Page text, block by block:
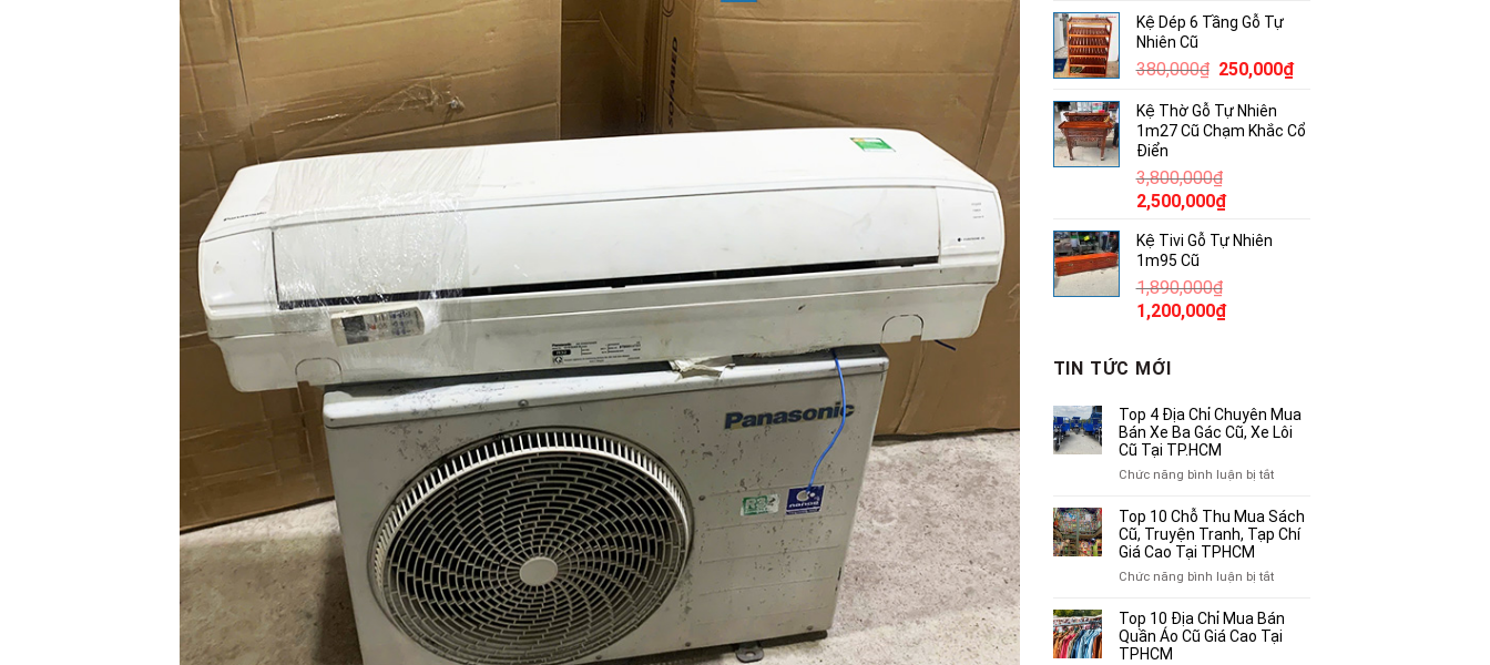
là:
4,600,000₫.
tại
3,000,000₫.
Kệ Dép 6 Tầng Gỗ Tự
Nhiên Cũ
380,000₫ Giá
là:
380,000₫.
250,000₫Giá
là:
Kệ Thờ Gỗ Tự Nhiên
1m27 Cũ Chạm Khắc Cổ
Điển
3,800,000₫
Giá
là:
3,800,000₫.
2,500,000₫Giá
tại
Kệ Tivi Gỗ Tự Nhiên
1m95 Cũ
1,890,000₫
Giá
là:
1,890,000₫.
1,200,000₫Giá
1,200,000₫.
TIN TỨC MỚI
Top 4 Địa Chỉ Chuyên Mua
Bán Xe Ba Gác Cũ, Xe Lôi
Cũ Tại TP.HCM
Chức năng bình luận bị tắtở
4
Địa
Xe
Ba
Top 10 Chỗ Thu Mua Sách
Cũ, Truyện Tranh, Tạp Chí
Giá Cao Tại TPHCM
Chức năng bình luận bị tắtở
10
Chỗ
Top 10 Địa Chỉ Mua Bán
Quần Áo Cũ Giá Cao Tại
TPHCM